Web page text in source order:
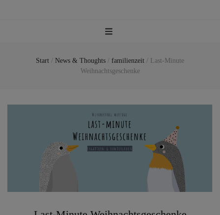
Start / News & Thoughts / familienzeit / Last-Minute
Weihnachtsgeschenke